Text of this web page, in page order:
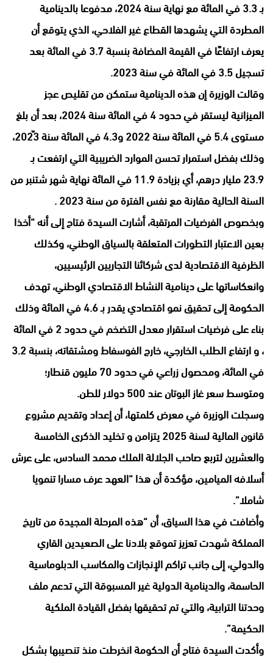
بـ 3.3 في المائة مع نهاية سنة 2024، مدفوعا بالدينامية
المطردة التي يشهدها القطاع غير الفلاحي، الذي يتوقع أن
يعرف ارتفاعًا في القيمة المضافة بنسبة 3.7 في المائة بعد
تسجيل 3.5 في المائة في سنة 2023.
وقالت الوزيرة إن هذه الدينامية ستمكن من تقليص عجز
الميزانية ليستقر في حدود 4 في المائة سنة 2024، بعد أن بلغ
مستوى 5.4 في المائة سنة 2022 و4.3 في المائة سنة 2023ّ،
وذلك بفضل استمرار تحسن الموارد الضريبية التي ارتفعت بـ
23.9 مليار درهم، أي بزيادة 11.9 في المائة نهاية شهر شتنبر من
السنة الحالية مقارنة مع نفس الفترة من سنة 2023 .
وبخصوص الفرضيات المرتقبة، أشارت السيدة فتاح إلى أنه “أخذا
بعين الاعتبار التطورات المتعلقة بالسياق الوطني، وكذلك
الظرفية الاقتصادية لدى شركائنا التجاريين الرئيسيين،
وانعكاساتها على دينامية النشاط الاقتصادي الوطني، تهدف
الحكومة إلى تحقيق نمو اقتصادي يقدر بـ 4.6 في المائة وذلك
بناء على فرضيات استقرار معدل التضخم في حدود 2 في المائة
، و ارتفاع الطلب الخارجي، خارج الفوسفاط ومشتقاته، بنسبة 3.2
في المائة، ومحصول زراعي في حدود 70 مليون قنطار؛
ومتوسط سعر غاز البوتان عند 500 دولار للطن.
وسجلت الوزيرة في معرض كلمتها، أن إعداد وتقديم مشروع
قانون المالية لسنة 2025 يتزامن و تخليد الذكرى الخامسة
والعشرين لتربع صاحب الجلالة الملك محمد السادس، على عرش
أسلافه الميامين، مؤكدة أن هذا “العهد عرف مسارا تنمويا
شاملا”.
وأضافت في هذا السياق، أن “هذه المرحلة المجيدة من تاريخ
المملكة شهدت تعزيز تموقع بلادنا على الصعيدين القاري
والدولي، إلى جانب تراكم الإنجازات والمكاسب الدبلوماسية
الحاسمة، والدينامية الدولية غير المسبوقة التي تدعم ملف
وحدتنا الترابية، والتي تم تحقيقها بفضل القيادة الملكية
الحكيمة”.
وأكدت السيدة فتاح أن الحكومة انخرطت منذ تنصيبها بشكل